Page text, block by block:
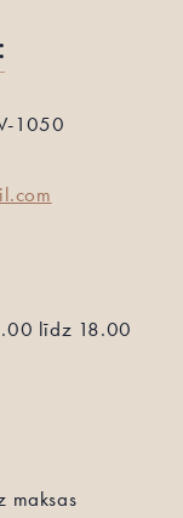
1050
līdz 18.00
maksas